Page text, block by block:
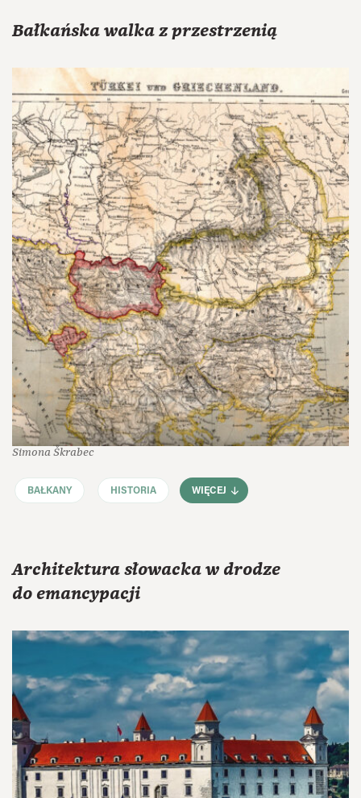
Bałkańska walka z przestrzenią
Simona Škrabec
BAŁKANY HISTORIA WIĘCEJ
Architektura słowacka w drodze
do emancypacji